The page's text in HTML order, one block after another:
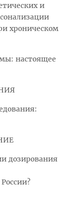
и
хроническом
настоящее
дозирования